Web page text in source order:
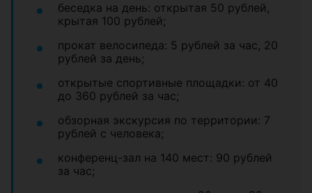
беседка на день: открытая 50 рублей,
крытая 100 рублей;
прокат велосипеда: 5 рублей за час, 20
рублей за день;
открытые спортивные площадки: от 40
до 360 рублей за час;
обзорная экскурсия по территории: 7
рублей с человека;
конференц-зал на 140 мест: 90 рублей
за час;